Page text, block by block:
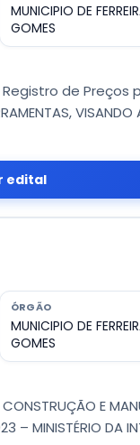
MUNICIPIO DE
GOMES
de Preços
edital
ÓRGÃO
MUNICIPIO DE
GOMES
E
– MINISTÉRIO DA